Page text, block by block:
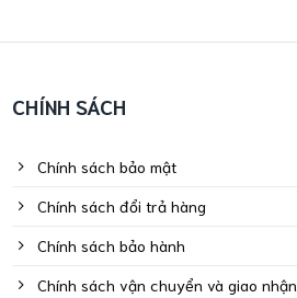
CHÍNH SÁCH
Chính sách bảo mật
Chính sách đổi trả hàng
Chính sách bảo hành
Chính sách vận chuyển và giao nhận